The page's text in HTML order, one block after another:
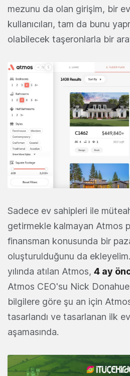
mezunu da olan girişim, bir
kullanıcıları, tam da bunu
olabilecek taşeronlarla bir
Sadece ev sahipleri ile
getirmekle kalmayan Atmos
finansman konusunda bir
oluşturulduğunu da
yılında atılan Atmos, 4 ay
Atmos CEO'su Nick Donahue
bilgilere göre şu an için
tasarlandı ve tasarlanan ilk
aşamasında.